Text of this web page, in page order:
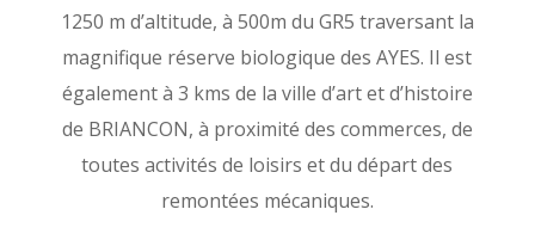
1250 m d’altitude, à 500m du GR5 traversant la
magnifique réserve biologique des AYES. Il est
également à 3 kms de la ville d’art et d’histoire
de BRIANCON, à proximité des commerces, de
toutes activités de loisirs et du départ des
remontées mécaniques.